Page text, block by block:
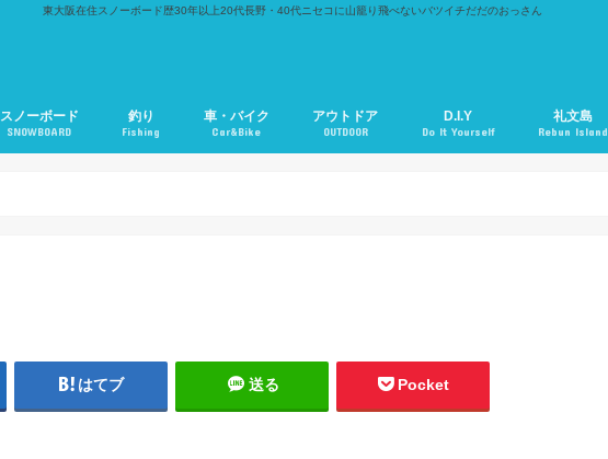
東大阪在住スノーボード歴30年以上20代長野・40代ニセコに山籠り飛べないバツイチだだのおっさん
スノーボード
SNOWBOARD
釣り
Fishing
車・バイク
Car&Bike
アウトドア
OUTDOOR
D.I.Y
Do It Yourself
礼文島
Rebun Island
はてブ 送る Pocket